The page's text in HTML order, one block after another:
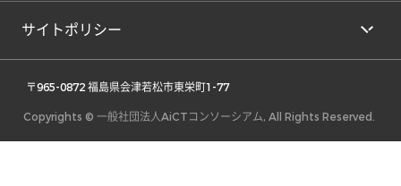
サイトポリシー
〒965-0872 福島県会津若松市東栄町1-77
Copyrights © 一般社団法人AiCTコンソーシアム, All Rights Reserved.